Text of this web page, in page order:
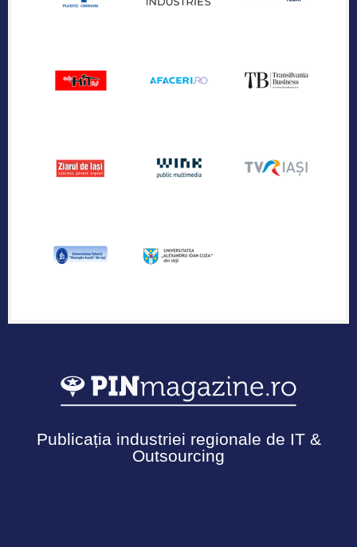
Publicația industriei regionale de IT &
Outsourcing